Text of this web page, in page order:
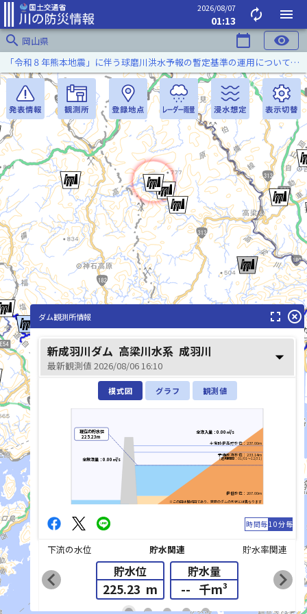
2026/08/07
01:13 autorenew
menu
search 岡山県 calendar_today visibility
高梁川(
芦田川(あしだがわ)
「令和８年熊本地震」に伴う球磨川洪水予報の暫定基準の運用について（令和８年８月５日）
list_alt
ダム観測所情報 fullscreen highlight_off
新成羽川ダム 高梁川水系 成羽川
最新観測値 2026/08/06 16:10 arrow_drop_down
模式図 グラフ 観測値
※この図は模式図であり、実際のダムの形状とは異なります
平常時最高貯水位：237.00m
予備放流水位：233.14m
(適用期間：01/01～12/31)
最低水位：207.00m
現在の貯水位
225.23m
全流入量：0.00㎥/s
全放流量：0.00㎥/s
時間毎10分毎
下流の水位 貯水関連 貯水率関連
貯水位
225.23 m
貯水量
-- 千m³
chevron_left chevron_right